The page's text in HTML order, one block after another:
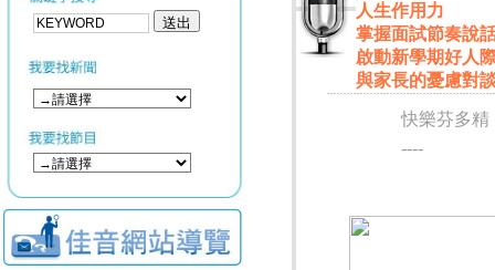
人生作用力
掌握面試節奏說
啟動新學期好人
與家長的憂慮對
快樂芬多精
----